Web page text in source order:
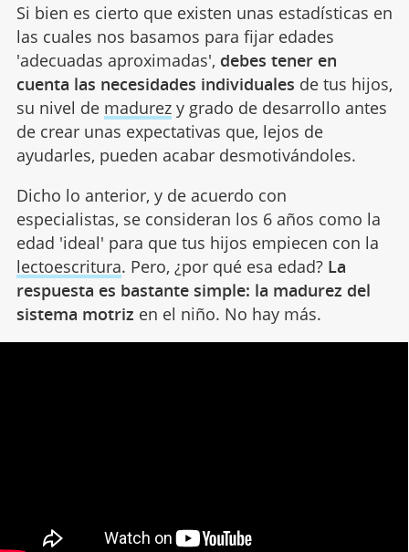
Si bien es cierto que existen unas estadísticas en
las cuales nos basamos para fijar edades
'adecuadas aproximadas', debes tener en
cuenta las necesidades individuales de tus hijos,
su nivel de madurezy grado de desarrollo antes
de crear unas expectativas que, lejos de
ayudarles, pueden acabar desmotivándoles.
Dicho lo anterior, y de acuerdo con
especialistas, se consideran los 6 años como la
edad 'ideal' para que tus hijos empiecen con la
lectoescritura. Pero, ¿por qué esa edad? La
respuesta es bastante simple: la madurez del
sistema motriz en el niño. No hay más.